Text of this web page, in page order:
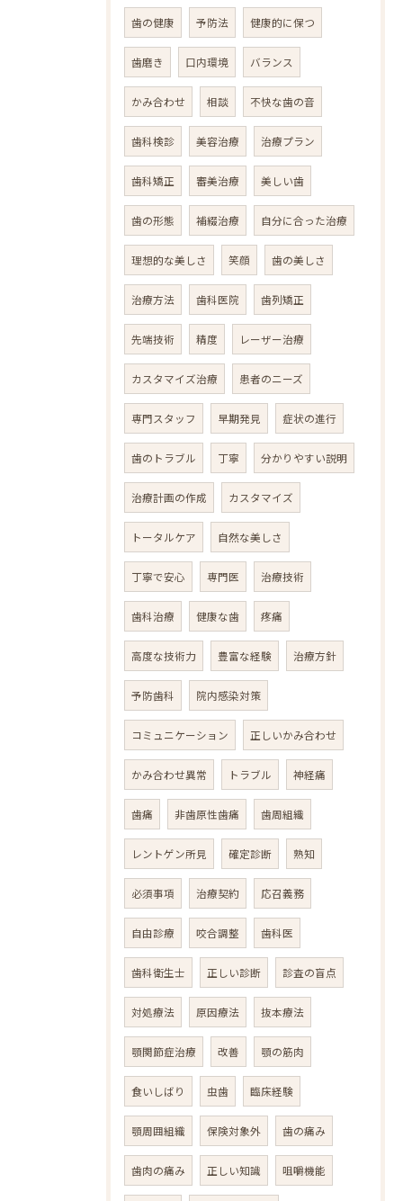
歯の健康 予防法 健康的に保つ
歯磨き 口内環境 バランス
かみ合わせ 相談 不快な歯の音
歯科検診 美容治療 治療プラン
歯科矯正 審美治療 美しい歯
歯の形態 補綴治療 自分に合った治療
理想的な美しさ 笑顔 歯の美しさ
治療方法 歯科医院 歯列矯正
先端技術 精度 レーザー治療
カスタマイズ治療 患者のニーズ
専門スタッフ 早期発見 症状の進行
歯のトラブル 丁寧 分かりやすい説明
治療計画の作成 カスタマイズ
トータルケア 自然な美しさ
丁寧で安心 専門医 治療技術
歯科治療 健康な歯 疼痛
高度な技術力 豊富な経験 治療方針
予防歯科 院内感染対策
コミュニケーション 正しいかみ合わせ
かみ合わせ異常 トラブル 神経痛
歯痛 非歯原性歯痛 歯周組織
レントゲン所見 確定診断 熟知
必須事項 治療契約 応召義務
自由診療 咬合調整 歯科医
歯科衛生士 正しい診断 診査の盲点
対処療法 原因療法 抜本療法
顎関節症治療 改善 顎の筋肉
食いしばり 虫歯 臨床経験
顎周囲組織 保険対象外 歯の痛み
歯肉の痛み 正しい知識 咀嚼機能